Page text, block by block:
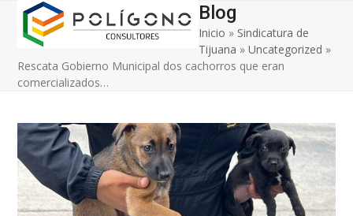
Skip
content
Open
mobile
menu
Close
mobile
menu
Blog
Inicio » Sindicatura de
Tijuana »Uncategorized »
Rescata Gobierno Municipal dos cachorros que eran
comercializados…